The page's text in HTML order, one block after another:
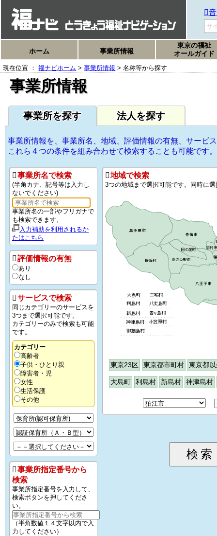
ホーム 事業所情報
東京の福祉
オールガイド
現在位置 ：福ナビホーム >事業所情報 > 名称等から探す
事業所情報
事業所を探す 法人を探す
事業所情報を、事業所名、地域、評価情報の有無、サービ
これら４つの条件を組み合わせて検索することも可能です。
事業所名で検索
(半角カナ、記号等は入力し
ないでください)
事業所名の一部やフリガナで
も検索できます。
入力補助を利用されるか
たはこちら
地域で検索
3つの地域まで選択可能です。同時に
東京23区 東京都市町村 東京都
大島町 利島村 新島村 神津島村
評価情報の有無
あり
なし
サービスで検索
同じカテゴリーのサービスを
3つまで選択可能です。
カテゴリーのみで検索も可能
です。
カテゴリー
高齢者
子供・ひとり親
障害者・児
女性
生活保護
その他
事業所指定番号から
検索
事業所指定番号を入力して、
検索ボタンを押してくださ
い。
（半角数値１４文字以内で入
力してください）